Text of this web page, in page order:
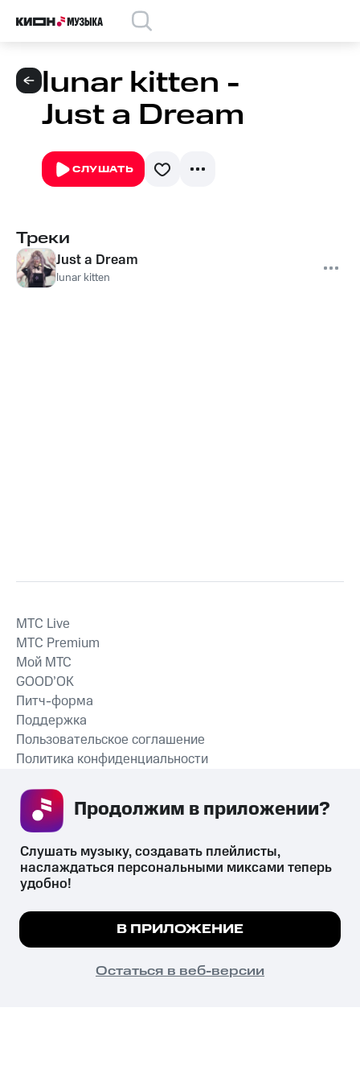
lunar kitten -
Just a Dream
СЛУШАТЬ
Треки
Just a Dream
lunar kitten
СКАЧАТЬ ПРИЛОЖЕНИЕ
MTС Live
MTС Premium
Мой МТС
GOOD’OK
Питч-форма
Поддержка
Пользовательское соглашение
Политика конфиденциальности
психотропных веществ, их аналогов причиняет вред здоровью,
их незаконный оборот запрещён и влечёт установленную
законодательством ответственность.
© 2026 ООО «КИОН».
Все права защищены
Мы используем куки, чтобы на сайте все
Подробнее
ПОНЯТНО
Слушать музыку, создавать плейлисты,
наслаждаться персональными миксами теперь
удобно!
В ПРИЛОЖЕНИЕ
Остаться в веб-версии